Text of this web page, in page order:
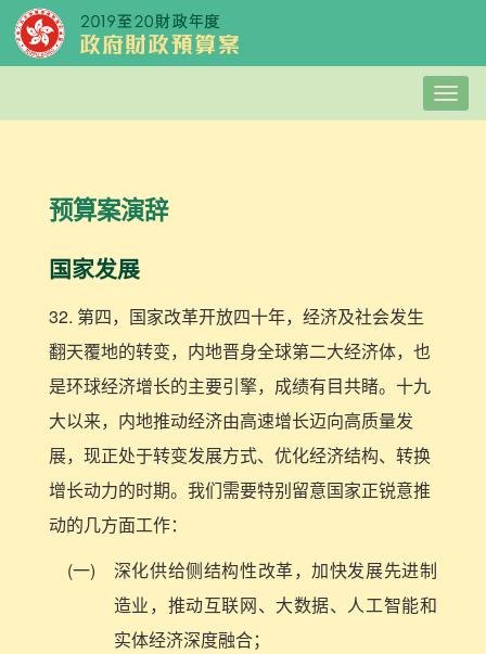
预算案演辞
国家发展
32. 第四，国家改革开放四十年，经济及社会发生
翻天覆地的转变，内地晋身全球第二大经济体，也
是环球经济增长的主要引擎，成绩有目共睹。十九
大以来，内地推动经济由高速增长迈向高质量发
展，现正处于转变发展方式、优化经济结构、转换
增长动力的时期。我们需要特别留意国家正锐意推
动的几方面工作：
(一)
深化供给侧结构性改革，加快发展先进制
造业，推动互联网、大数据、人工智能和
实体经济深度融合；